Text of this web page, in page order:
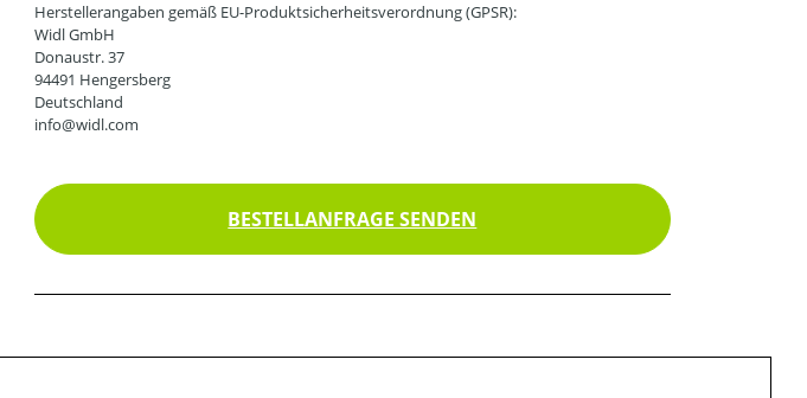
Herstellerangaben gemäß EU-Produktsicherheitsverordnung (GPSR):
Widl GmbH
Donaustr. 37
94491 Hengersberg
Deutschland
info@widl.com
BESTELLANFRAGE SENDEN